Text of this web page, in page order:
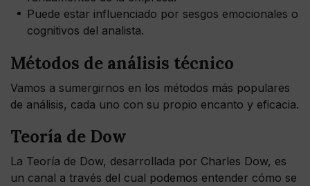
Puede estar influenciado por sesgos emocionales o
cognitivos del analista.
Métodos de análisis técnico
Vamos a sumergirnos en los métodos más populares
de análisis, cada uno con su propio encanto y eficacia.
Teoría de Dow
La Teoría de Dow, desarrollada por Charles Dow, es
un canal a través del cual podemos entender cómo se